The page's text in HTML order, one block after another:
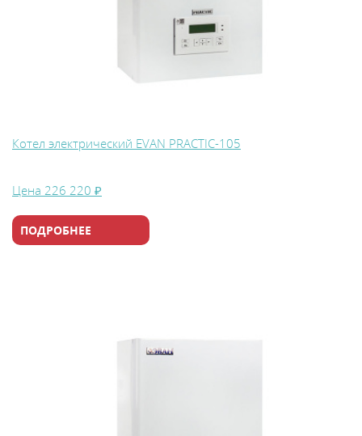
Котел электрический EVAN PRACTIC-105
Цена 226 220 ₽
ПОДРОБНЕЕ